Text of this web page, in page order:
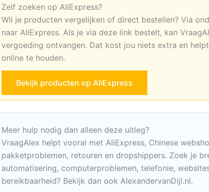
Zelf zoeken op AliExpress?
Wil je producten vergelijken of direct bestellen? Via
naar AliExpress. Als je via deze link bestelt, kan
vergoeding ontvangen. Dat kost jou niets extra en
online te houden.
Bekijk producten op AliExpress
Meer hulp nodig dan alleen deze uitleg?
VraagAlex helpt vooral met AliExpress, Chinese
pakketproblemen, retouren en dropshippers. Zoek je
automatisering, computerproblemen, telefonie,
bereikbaarheid? Bekijk dan ook AlexandervanDijl.nl.